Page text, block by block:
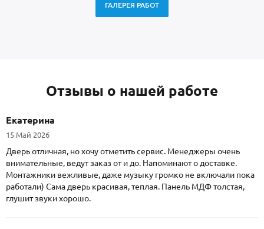
ГАЛЕРЕЯ РАБОТ
Отзывы о нашей работе
Екатерина
15 Май 2026
Дверь отличная, но хочу отметить сервис. Менеджеры очень
внимательные, ведут заказ от и до. Напоминают о доставке.
Монтажники вежливые, даже музыку громко не включали пока
работали) Сама дверь красивая, теплая. Панель МДФ толстая,
глушит звуки хорошо.